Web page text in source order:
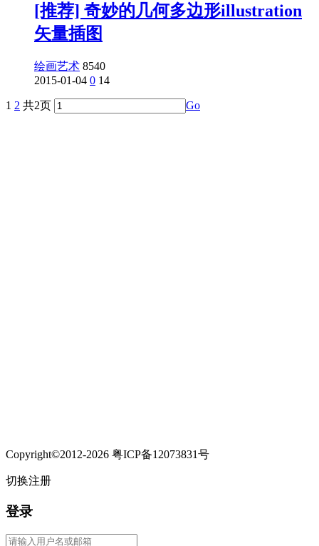
[推荐] 奇妙的几何多边形illustration
矢量插图
绘画艺术 8540
2015-01-04 0 14
1 2 共2页 Go
Copyright©2012-2026 粤ICP备12073831号
切换注册
登录